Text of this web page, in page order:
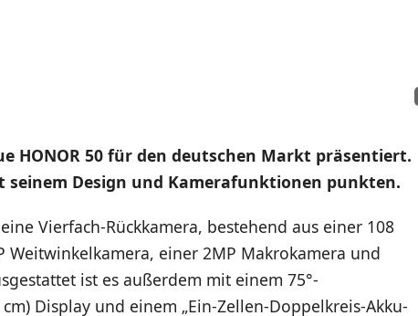
HONOR 50 für den deutschen Markt präsentiert.
seinem Design und Kamerafunktionen punkten.
Vierfach-Rückkamera, bestehend aus einer 108
Weitwinkelkamera, einer 2MP Makrokamera und
ist es außerdem mit einem 75°-
Display und einem „Ein-Zellen-Doppelkreis-Akku-